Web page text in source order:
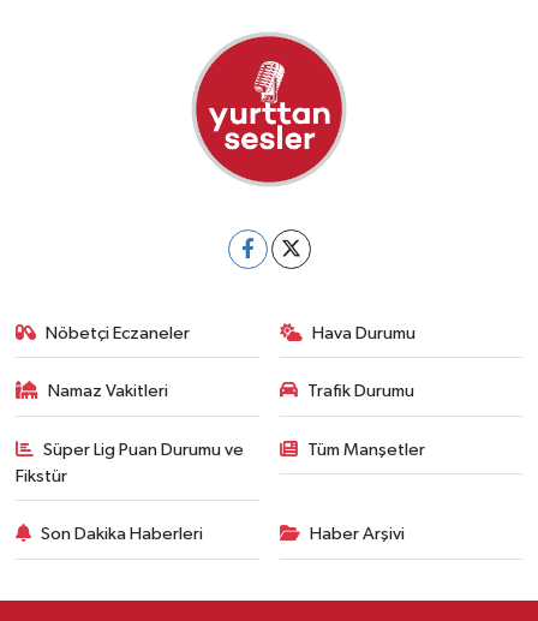
Nöbetçi Eczaneler Hava Durumu
Namaz Vakitleri Trafik Durumu
Süper Lig Puan Durumu ve
Fikstür
Tüm Manşetler
Son Dakika Haberleri Haber Arşivi